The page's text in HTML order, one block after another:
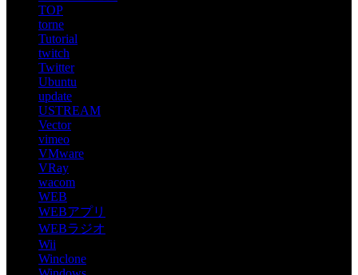
TOP
torne
Tutorial
twitch
Twitter
Ubuntu
update
USTREAM
Vector
vimeo
VMware
VRay
wacom
WEB
WEBアプリ
WEBラジオ
Wii
Winclone